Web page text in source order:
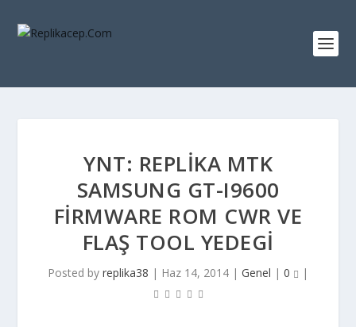
YNT: REPLIKA MTK
SAMSUNG GT-I9600
FIRMWARE ROM CWR VE
FLAŞ TOOL YEDEGI
Posted by replika38 | Haz 14, 2014 | Genel | 0 |